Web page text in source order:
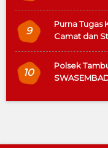
9
Purna Tugas
Camat dan
10
Polsek